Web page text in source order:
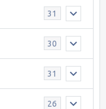
31
30
31
26